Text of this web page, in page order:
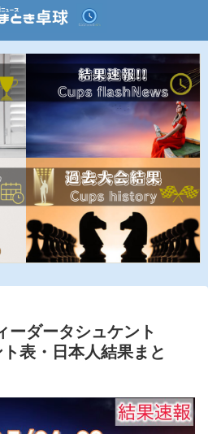
ーダータシュケント
表・日本人結果まと